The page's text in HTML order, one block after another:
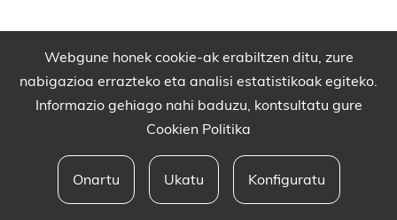
Webgune honek cookie-ak erabiltzen ditu, zure
nabigazioa errazteko eta analisi estatistikoak egiteko.
Informazio gehiago nahi baduzu, kontsultatu gure
Cookien Politika
Onartu Ukatu Konfiguratu